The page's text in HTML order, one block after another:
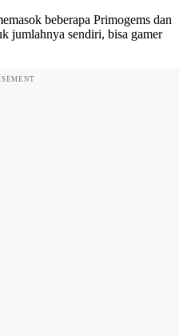
beberapa Primogems dan
jumlahnya sendiri, bisa gamer